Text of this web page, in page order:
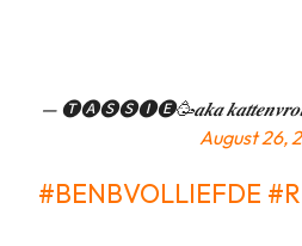
— 🅣🅐🅢🅢🅘🅔🥳𝒂𝒌𝒂
August 26,
#BENBVOLLIEFDE